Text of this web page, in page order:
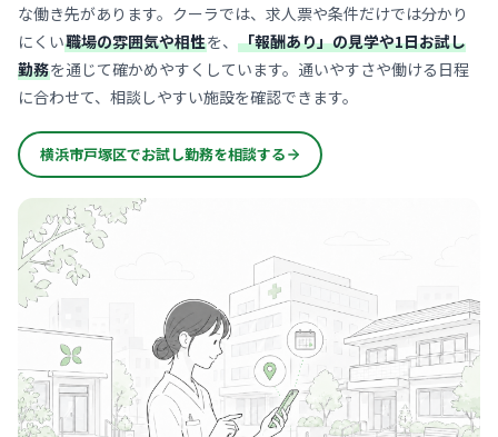
な働き先があります。クーラでは、求人票や条件だけでは分かり
にくい職場の雰囲気や相性を、 「報酬あり」の見学や1日お試し
勤務を通じて確かめやすくしています。通いやすさや働ける日程
に合わせて、相談しやすい施設を確認できます。
横浜市戸塚区でお試し勤務を相談する